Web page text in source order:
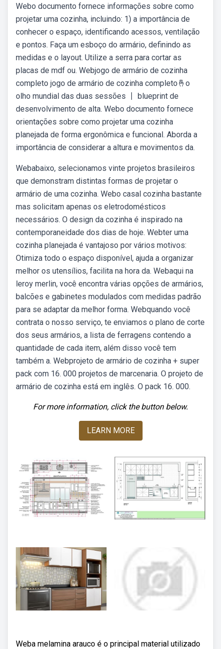
Webo documento fornece informações sobre como
projetar uma cozinha, incluindo: 1) a importância de
conhecer o espaço, identificando acessos, ventilação
e pontos. Faça um esboço do armário, definindo as
medidas e o layout. Utilize a serra para cortar as
placas de mdf ou. Webjogo de armário de cozinha
completo jogo de armário de cozinha completo🤞o
olho mundial das duas sessões 丨 blueprint de
desenvolvimento de alta. Webo documento fornece
orientações sobre como projetar uma cozinha
planejada de forma ergonômica e funcional. Aborda a
importância de considerar a altura e movimentos da.
Webabaixo, selecionamos vinte projetos brasileiros
que demonstram distintas formas de projetar o
armário de uma cozinha. Webo casal cozinha bastante
mas solicitam apenas os eletrodomésticos
necessários. O design da cozinha é inspirado na
contemporaneidade dos dias de hoje. Webter uma
cozinha planejada é vantajoso por vários motivos:
Otimiza todo o espaço disponível, ajuda a organizar
melhor os utensílios, facilita na hora da. Webaqui na
leroy merlin, você encontra várias opções de armários,
balcões e gabinetes modulados com medidas padrão
para se adaptar da melhor forma. Webquando você
contrata o nosso serviço, te enviamos o plano de corte
dos seus armários, a lista de ferragens contendo a
quantidade de cada item, além disso você tem
também a. Webprojeto de armário de cozinha + super
pack com 16. 000 projetos de marcenaria. O projeto de
armário de cozinha está em inglês. O pack 16. 000.
For more information, click the button below.
LEARN MORE
Weba melamina arauco é o principal material utilizado